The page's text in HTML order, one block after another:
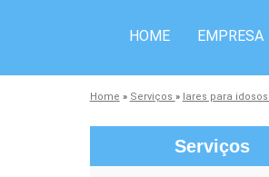
HOME EMPRESA
Home » Serviços » lares para idosos
Serviços